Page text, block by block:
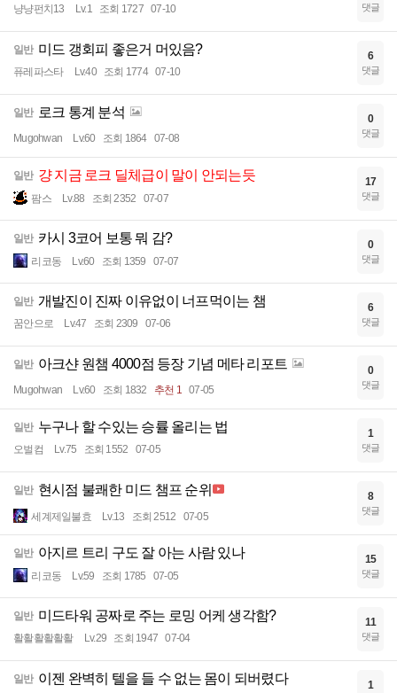
냥냥펀치13 Lv.1 조회 1727 07-10 댓글
일반 미드 갱회피 좋은거 머있음?
퓨레파스타 Lv.40 조회 1774 07-10
6
댓글
일반 로크 통계 분석
Mugohwan Lv.60 조회 1864 07-08
0
댓글
일반 걍 지금 로크 딜체급이 말이 안되는듯
팜스 Lv.88 조회 2352 07-07
17
댓글
일반 카시 3코어 보통 뭐 감?
리코동 Lv.60 조회 1359 07-07
0
댓글
일반 개발진이 진짜 이유없이 너프먹이는 챔
꿈안으로 Lv.47 조회 2309 07-06
6
댓글
일반 아크샨 원챔 4000점 등장 기념 메타 리포트
Mugohwan Lv.60 조회 1832 추천 1 07-05
0
댓글
일반 누구나 할 수있는 승률 올리는 법
오벌컴 Lv.75 조회 1552 07-05
1
댓글
일반 현시점 불쾌한 미드 챔프 순위
세계제일불효 Lv.13 조회 2512 07-05
8
댓글
일반 아지르 트리 구도 잘 아는 사람 있나
리코동 Lv.59 조회 1785 07-05
15
댓글
일반 미드타워 공짜로 주는 로밍 어케 생각함?
활활활활활활 Lv.29 조회 1947 07-04
11
댓글
일반 이젠 완벽히 텔을 들 수 없는 몸이 되버렸다 1